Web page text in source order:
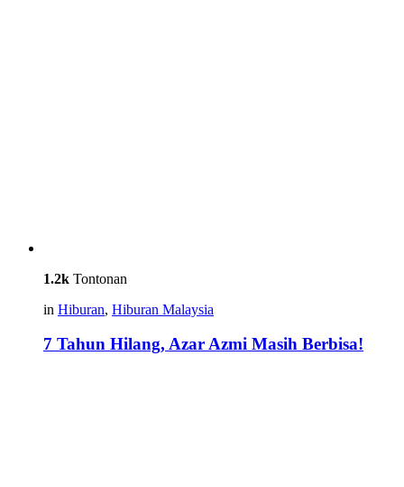
1.2k Tontonan
in Hiburan, Hiburan Malaysia
7 Tahun Hilang, Azar Azmi Masih Berbisa!